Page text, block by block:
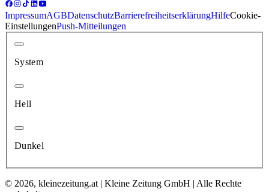
ImpressumAGBDatenschutzBarrierefreiheitserklärungHilfeCookie-
EinstellungenPush-Mitteilungen
System
Hell
Dunkel
© 2026, kleinezeitung.at | Kleine Zeitung GmbH | Alle Rechte